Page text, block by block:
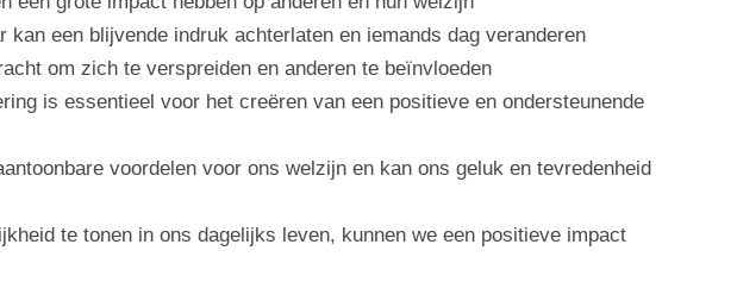
kan een blijvende indruk achterlaten en iemands dag veranderen
om zich te verspreiden en anderen te beïnvloeden
is essentieel voor het creëren van een positieve en ondersteunende
voordelen voor ons welzijn en kan ons geluk en tevredenheid
te tonen in ons dagelijks leven, kunnen we een positieve impact